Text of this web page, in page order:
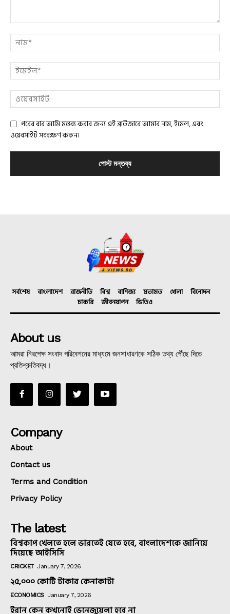
পরের বার আমি মন্তব্য করার জন্য এই ব্রাউজারে আমার নাম, ইমেল, এবং
ওয়েবসাইট সংরক্ষণ করুন।
সর্বশেষ বাংলাদেশ রাজনীতি বিশ্ব বাণিজ্য মতামত খেলা
বিনোদন
চাকরি
জীবনযাপন ভিডিও
About us
আমরা নিরপেক্ষ সংবাদ পরিবেশনের মাধ্যমে জনসাধারণকে সঠিক তথ্য পৌঁছে দিতে
প্রতিশ্রুতিবদ্ধ।
Company
About
Contact us
Terms and Condition
Privacy Policy
The latest
বিশ্বকাপ খেলতে হলে ভারতেই যেতে হবে, বাংলাদেশকে জানিয়ে
দিয়েছে আইসিসি
CRICKET January 7, 2026
২৫,০০০ কোটি টাকার কেনাকাটা
ECONOMICS January 7, 2026
ইরান কেন কখনোই ভেনেজুয়েলা হবে না